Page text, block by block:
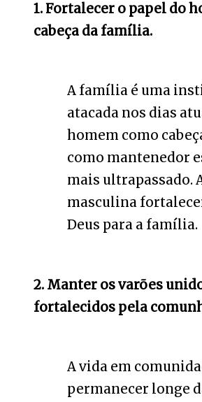
1. Fortalecer o papel do
cabeça da família.
A família é uma
atacada nos dias
homem como
como mantenedor
mais ultrapassado.
masculina
Deus para a família.
2. Manter os varões
fortalecidos pela
A vida em
permanecer longe